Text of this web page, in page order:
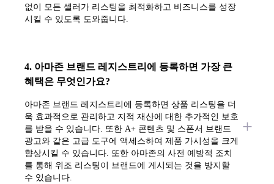
없이 모든 셀러가 리스팅을 최적화하고 비즈니스를 성장
시킬 수 있도록 도와줍니다.
4. 아마존 브랜드 레지스트리에 등록하면 가장 큰
혜택은 무엇인가요?
아마존 브랜드 레지스트리에 등록하면 상품 리스팅을 더
욱 효과적으로 관리하고 지적 재산에 대한 추가적인 보호
를 받을 수 있습니다. 또한 A+ 콘텐츠 및 스폰서 브랜드
광고와 같은 고급 도구에 액세스하여 제품 가시성을 크게
향상시킬 수 있습니다. 또한 아마존의 사전 예방적 조치
를 통해 위조 리스팅이 브랜드에 게시되는 것을 방지할
수 있습니다.